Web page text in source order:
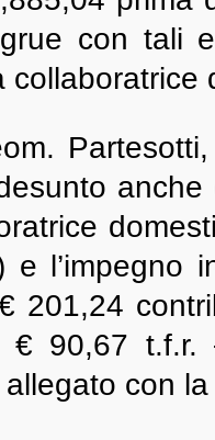
con tali
collaboratrice
anche
e
201,24
€ 90,67
allegato con